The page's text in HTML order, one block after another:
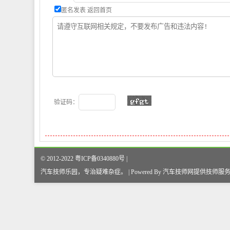
匿名发表 返回首页
验证码：
© 2012-2022 粤ICP备0340880号 |
汽车技师乐园，专治疑难杂症。 | Powered By 汽车技师网提供技师服务